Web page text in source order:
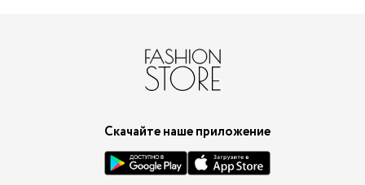
Скачайте наше приложение